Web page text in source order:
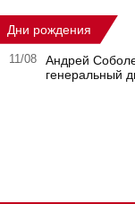
Дни рождения
11/08
Андрей
генеральный